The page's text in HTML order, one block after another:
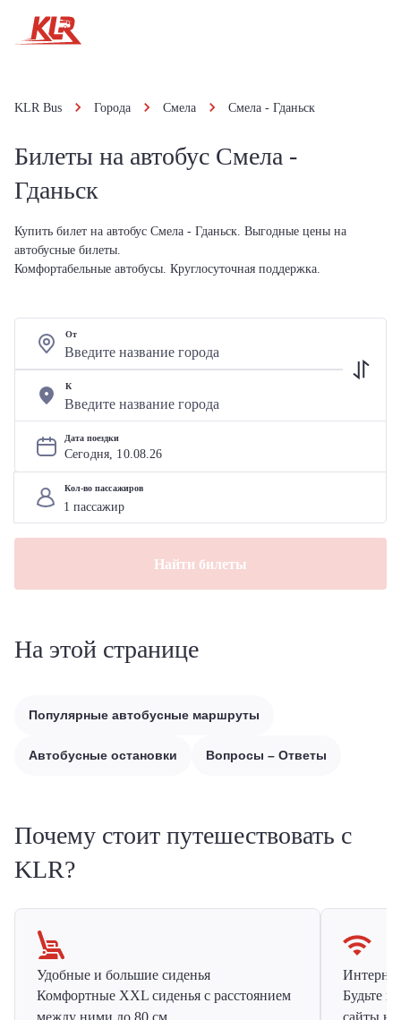
KLR Bus Города Смела Смела - Гданьск
Билеты на автобус Смела -
Гданьск
Купить билет на автобус Смела - Гданьск. Выгодные цены на
автобусные билеты.
Комфортабельные автобусы. Круглосуточная поддержка.
От
К
Дата поездки
Сегодня, 10.08.26
Кол-во пассажиров
Найти билеты
На этой странице
Популярные автобусные маршруты
Автобусные остановки Вопросы – Ответы
Почему стоит путешествовать с
KLR?
Удобные и большие сиденья
Комфортные XXL сиденья с расстоянием
между ними до 80 см.
Будьте
сайты на